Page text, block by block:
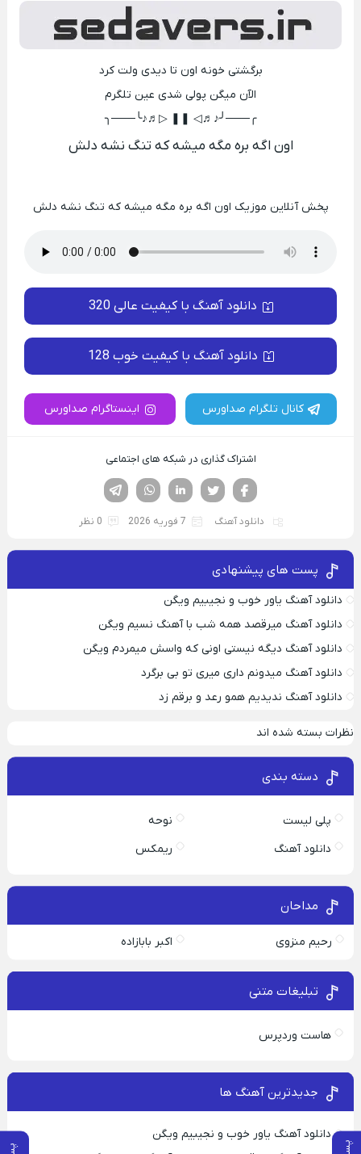
برگشتی خونه اون تا دیدی ولت کرد
الآن میگن پولی شدی عین تلگرم
╭───╯♪♬◁ ❚❚ ▷♬♪╰───╮
اون اگه بره مگه میشه که تنگ نشه دلش
پخش آنلاین موزیک اون اگه بره مگه میشه که تنگ نشه دلش
دانلود آهنگ با کیفیت عالی 320
دانلود آهنگ با کیفیت خوب 128
کانال تلگرام صداورس اینستاگرام صداورس
اشتراک گذاری در شبکه های اجتماعی
لینکدین تویتر
فیسوک
دانلود آهنگ 7 فوریه 2026 0 نظر
پست های پیشنهادی
دانلود آهنگ یاور خوب و نجیبیم ویگن
دانلود آهنگ میرقصد همه شب با آهنگ نسیم ویگن
دانلود آهنگ دیگه نیستی اونی که واسش میمردم ویگن
دانلود آهنگ میدونم داری میری تو بی برگرد
دانلود آهنگ ندیدیم همو رعد و برقم زد
نظرات بسته شده اند
دسته بندی
پلی لیست
نوحه
دانلود آهنگ
ریمکس
مداحان
رحیم منزوی اکبر بابازاده
تبلیغات متنی
هاست وردپرس
جدیدترین آهنگ ها
دانلود آهنگ یاور خوب و نجیبیم ویگن